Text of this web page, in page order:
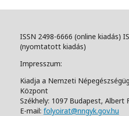
ISSN 2498-6666 (online kiadás)
(nyomtatott kiadás)
Impresszum:
Kiadja a Nemzeti
Központ
Székhely: 1097 Budapest, Albert
E-mail: folyoirat@nngyk.gov.hu